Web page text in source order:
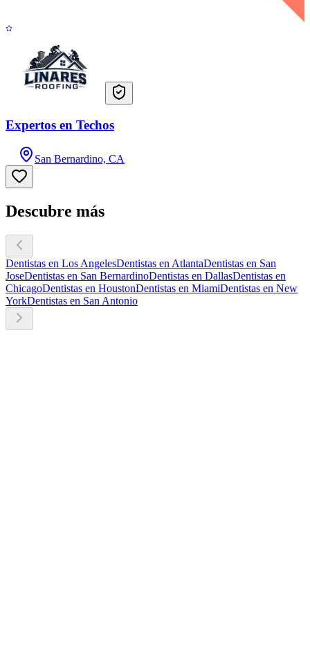
Expertos en Techos
San Bernardino, CA
Descubre más
Dentistas en Los AngelesDentistas en AtlantaDentistas en San
JoseDentistas en San BernardinoDentistas en DallasDentistas en
ChicagoDentistas en HoustonDentistas en MiamiDentistas en New
YorkDentistas en San Antonio